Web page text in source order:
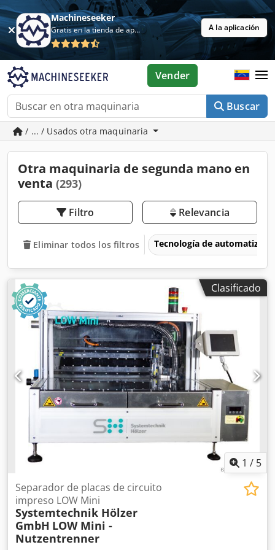
Machineseeker
Gratis en la tienda de aplicaciones A la aplicación
Buscar
Vender
/ ... / Usados otra maquinaria
Otra maquinaria de segunda mano en
venta (293)
Filtro Relevancia
Eliminar todos los filtros Tecnología de
Clasificado
1 / 5
Separador de placas de circuito
impreso LOW Mini
Systemtechnik Hölzer
GmbH LOW Mini -
Nutzentrenner